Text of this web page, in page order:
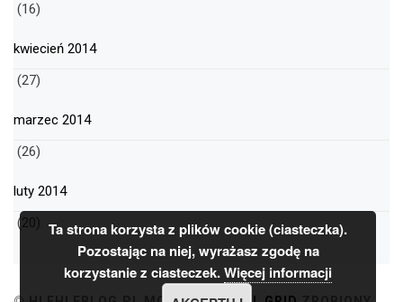
(16)
kwiecień 2014
(27)
marzec 2014
(26)
luty 2014
(20) Ta strona korzysta z plików cookie (ciasteczka).
Pozostając na niej, wyrażasz zgodę na
korzystanie z ciasteczek.Więcej informacji